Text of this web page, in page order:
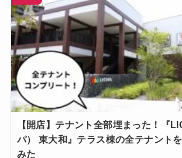
【開店】テナント全部埋まった！『
パ） 東大和』テラス棟の全テナント
みた